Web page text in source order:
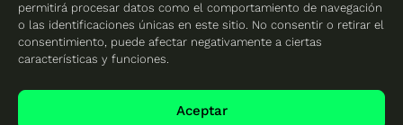
permitirá procesar datos como el comportamiento de navegación
o las identificaciones únicas en este sitio. No consentir o retirar el
consentimiento, puede afectar negativamente a ciertas
características y funciones.
Aceptar